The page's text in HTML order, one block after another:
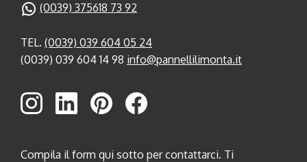
(0039) 375618 73 92
TEL. (0039) 039 604 05 24
(0039) 039 604 14 98 info@pannellilimonta.it
Compila il form qui sotto per contattarci. Ti